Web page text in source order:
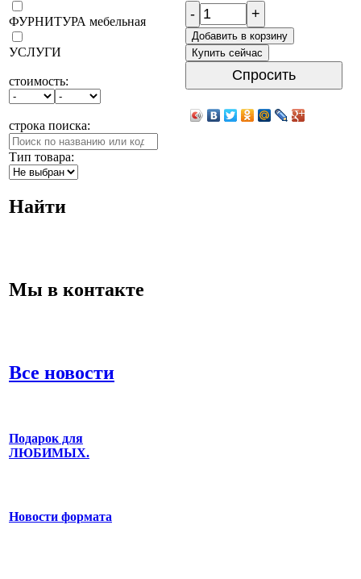
ФУРНИТУРА мебельная
УСЛУГИ
стоимость:
строка поиска:
Тип товара:
Найти
Мы в контакте
Все новости
Подарок для
ЛЮБИМЫХ.
Новости формата
- +
Добавить в корзину
Купить сейчас
Спросить